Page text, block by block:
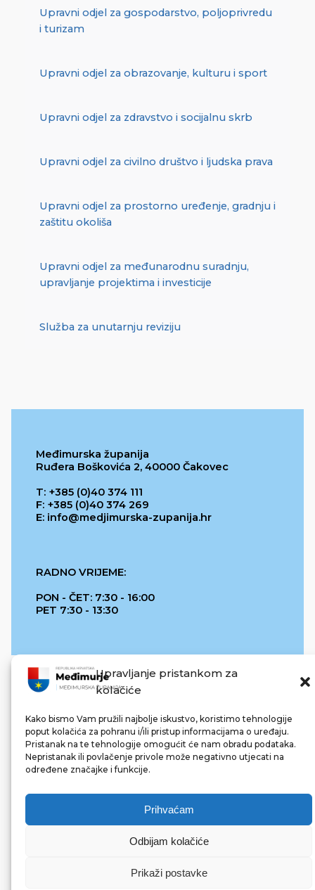
Upravljanje pristankom za
kolačiće
Kako bismo Vam pružili najbolje iskustvo, koristimo tehnologije
poput kolačića za pohranu i/ili pristup informacijama o uređaju.
Pristanak na te tehnologije omogućit će nam obradu podataka.
Nepristanak ili povlačenje privole može negativno utjecati na
određene značajke i funkcije.
Prihvaćam
Odbijam kolačiće
Prikaži postavke
Upravni odjel za gospodarstvo, poljoprivredu
i turizam
Upravni odjel za obrazovanje, kulturu i sport
Upravni odjel za zdravstvo i socijalnu skrb
Upravni odjel za civilno društvo i ljudska prava
Upravni odjel za prostorno uređenje, gradnju i
zaštitu okoliša
Upravni odjel za međunarodnu suradnju,
upravljanje projektima i investicije
Služba za unutarnju reviziju
Međimurska županija
Ruđera Boškovića 2, 40000 Čakovec
T: +385 (0)40 374 111
F: +385 (0)40 374 269
E: info@medjimurska-zupanija.hr
RADNO VRIJEME:
PON - ČET: 7:30 - 16:00
PET 7:30 - 13:30
REPUBLIKA HRVATSKA
© 2022 Međimurska županija. Sva prava pridržana.